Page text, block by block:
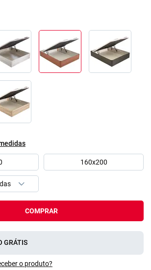
160x200
COMPRAR
GRÁTIS
o produto?